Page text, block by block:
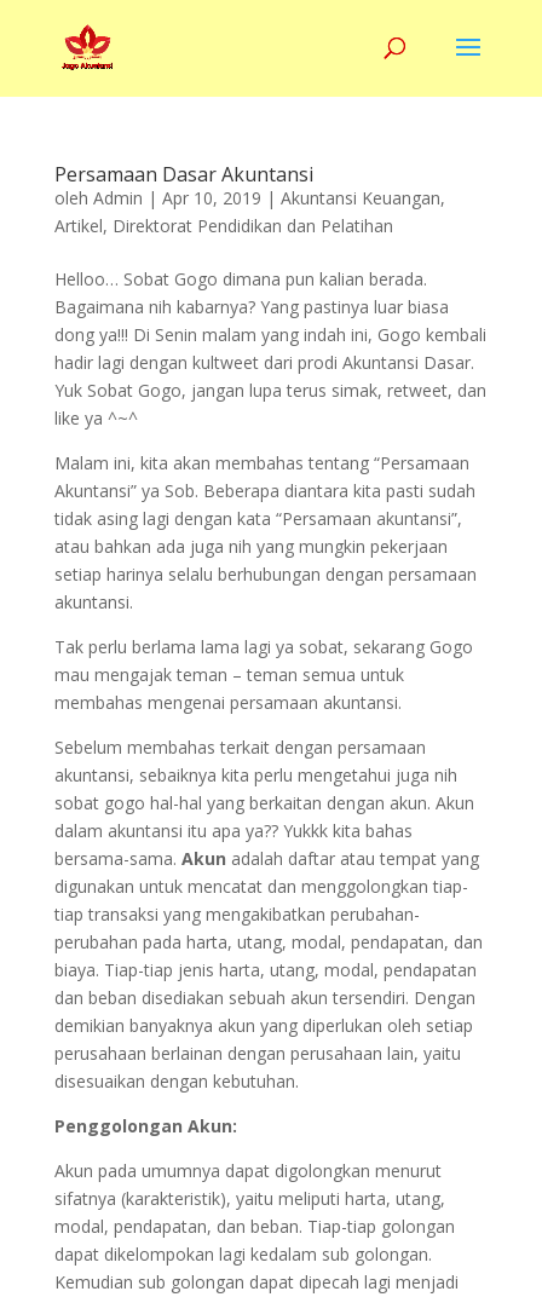
Persamaan Dasar Akuntansi
oleh Admin | Apr 10, 2019 | Akuntansi Keuangan,
Artikel, Direktorat Pendidikan dan Pelatihan
Helloo… Sobat Gogo dimana pun kalian berada.
Bagaimana nih kabarnya? Yang pastinya luar biasa
dong ya!!! Di Senin malam yang indah ini, Gogo kembali
hadir lagi dengan kultweet dari prodi Akuntansi Dasar.
Yuk Sobat Gogo, jangan lupa terus simak, retweet, dan
like ya ^~^
Malam ini, kita akan membahas tentang “Persamaan
Akuntansi” ya Sob. Beberapa diantara kita pasti sudah
tidak asing lagi dengan kata “Persamaan akuntansi”,
atau bahkan ada juga nih yang mungkin pekerjaan
setiap harinya selalu berhubungan dengan persamaan
akuntansi.
Tak perlu berlama lama lagi ya sobat, sekarang Gogo
mau mengajak teman – teman semua untuk
membahas mengenai persamaan akuntansi.
Sebelum membahas terkait dengan persamaan
akuntansi, sebaiknya kita perlu mengetahui juga nih
sobat gogo hal-hal yang berkaitan dengan akun. Akun
dalam akuntansi itu apa ya?? Yukkk kita bahas
bersama-sama. Akun adalah daftar atau tempat yang
digunakan untuk mencatat dan menggolongkan tiap-
tiap transaksi yang mengakibatkan perubahan-
perubahan pada harta, utang, modal, pendapatan, dan
biaya. Tiap-tiap jenis harta, utang, modal, pendapatan
dan beban disediakan sebuah akun tersendiri. Dengan
demikian banyaknya akun yang diperlukan oleh setiap
perusahaan berlainan dengan perusahaan lain, yaitu
disesuaikan dengan kebutuhan.
Penggolongan Akun:
Akun pada umumnya dapat digolongkan menurut
sifatnya (karakteristik), yaitu meliputi harta, utang,
modal, pendapatan, dan beban. Tiap-tiap golongan
dapat dikelompokan lagi kedalam sub golongan.
Kemudian sub golongan dapat dipecah lagi menjadi